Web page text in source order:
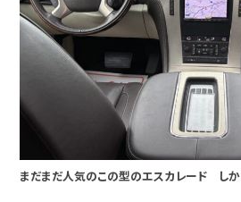
まだまだ人気のこの型のエスカレード しか